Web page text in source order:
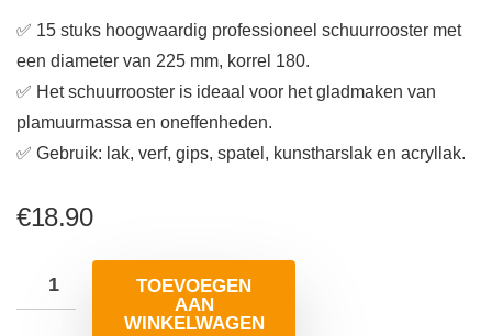
✅ 15 stuks hoogwaardig professioneel schuurrooster met
een diameter van 225 mm, korrel 180.
✅ Het schuurrooster is ideaal voor het gladmaken van
plamuurmassa en oneffenheden.
✅ Gebruik: lak, verf, gips, spatel, kunstharslak en acryllak.
€18.90
TOEVOEGEN
AAN
WINKELWAGEN